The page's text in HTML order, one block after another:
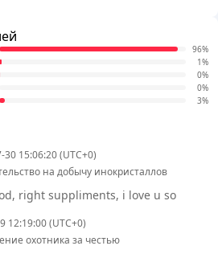
96%
1%
0%
0%
3%
30 15:06:20 (UTC+0)
на добычу инокристаллов
right suppliments, i love u so
12:19:00 (UTC+0)
охотника за честью